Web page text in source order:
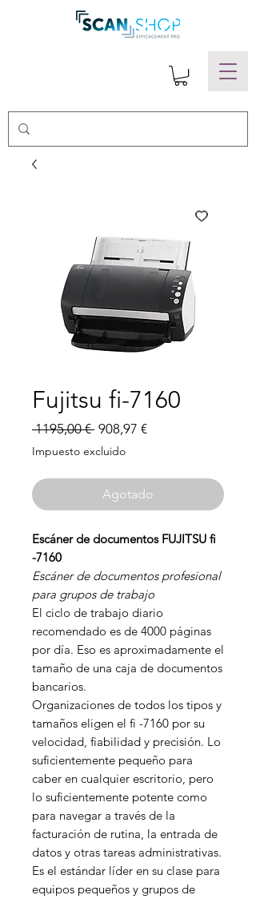
Fujitsu fi-7160
1195,00 € Precio
908,97 €Precio
Impuesto excluido
Agotado
Escáner de documentos FUJITSU fi
-7160
Escáner de documentos profesional
para grupos de trabajo
El ciclo de trabajo diario
recomendado es de 4000 páginas
por día. Eso es aproximadamente el
tamaño de una caja de documentos
bancarios.
Organizaciones de todos los tipos y
tamaños eligen el fi -7160 por su
velocidad, fiabilidad y precisión. Lo
suficientemente pequeño para
caber en cualquier escritorio, pero
lo suficientemente potente como
para navegar a través de la
facturación de rutina, la entrada de
datos y otras tareas administrativas.
Es el estándar líder en su clase para
equipos pequeños y grupos de